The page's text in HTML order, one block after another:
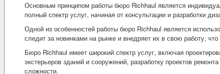
Основным принципом работы бюро Richhaul является
полный спектр услуг, начиная от консультации и разработки
Одной из особенностей работы бюро Richhaul является
следит за новинками на рынке и внедряет их в свою работу,
Бюро Richhaul имеет широкий спектр услуг, включая
экстерьеров зданий и сооружений, разработку проектов
сложности.